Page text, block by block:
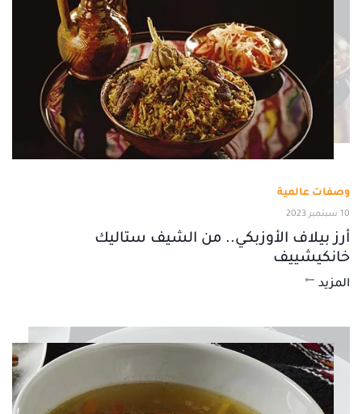
وصفات عالمية
10 سبتمبر 2023
أرز بيلاف الأوزبكي.. من الشيف ستاليك
خانكيشييف
المزيد